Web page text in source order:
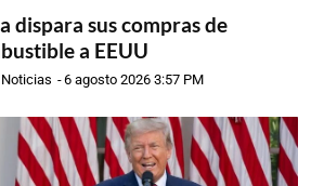
dispara sus compras de
a EEUU
-6 agosto 2026 3:57 PM